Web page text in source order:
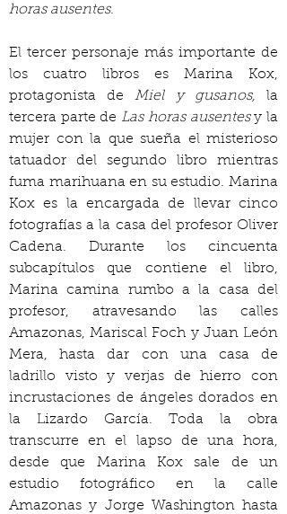
horas ausentes.
El tercer personaje más importante de
los cuatro libros es Marina Kox,
protagonista de Miel y gusanos, la
tercera parte de Las horas ausentes y la
mujer con la que sueña el misterioso
tatuador del segundo libro mientras
fuma marihuana en su estudio. Marina
Kox es la encargada de llevar cinco
fotografías a la casa del profesor Oliver
Cadena. Durante los cincuenta
subcapítulos que contiene el libro,
Marina camina rumbo a la casa del
profesor, atravesando las calles
Amazonas, Mariscal Foch y Juan León
Mera, hasta dar con una casa de
ladrillo visto y verjas de hierro con
incrustaciones de ángeles dorados en
la Lizardo García. Toda la obra
transcurre en el lapso de una hora,
desde que Marina Kox sale de un
estudio fotográfico en la calle
Amazonas y Jorge Washington hasta